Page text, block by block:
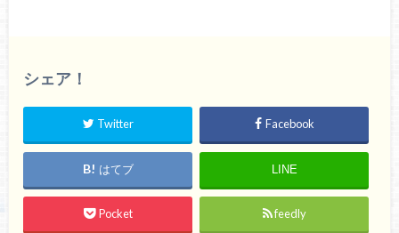
シェア！
Twitter Facebook
はてブ LINE
Pocket feedly